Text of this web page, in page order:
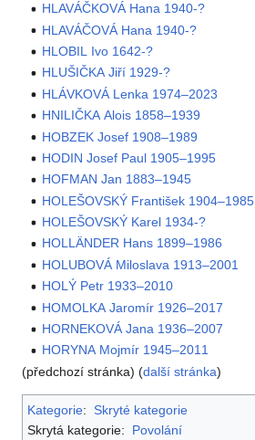
HLAVÁČKOVÁ Hana 1940-?
HLAVÁČOVÁ Hana 1940-?
HLOBIL Ivo 1642-?
HLUŠIČKA Jiří 1929-?
HLÁVKOVÁ Lenka 1974–2023
HNILIČKA Alois 1858–1939
HOBZEK Josef 1908–1989
HODIN Josef Paul 1905–1995
HOFMAN Jan 1883–1945
HOLEŠOVSKÝ František 1904–1985
HOLEŠOVSKÝ Karel 1934-?
HOLLÄNDER Hans 1899–1986
HOLUBOVÁ Miloslava 1913–2001
HOLÝ Petr 1933–2010
HOMOLKA Jaromír 1926–2017
HORNEKOVÁ Jana 1936–2007
HORYNA Mojmír 1945–2011
(předchozí stránka) (další stránka)
Kategorie: Skryté kategorie
Skrytá kategorie:
Povolání